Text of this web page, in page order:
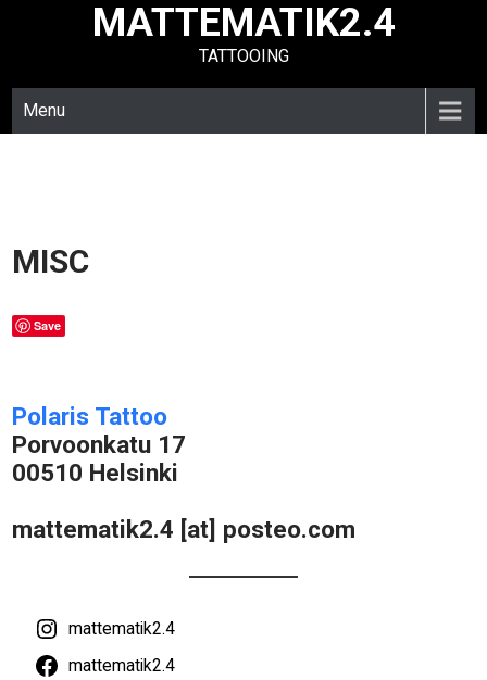
MATTEMATIK2.4
TATTOOING
Menu
MISC
Save
Polaris Tattoo
Porvoonkatu 17
00510 Helsinki
mattematik2.4 [at] posteo.com
mattematik2.4
mattematik2.4